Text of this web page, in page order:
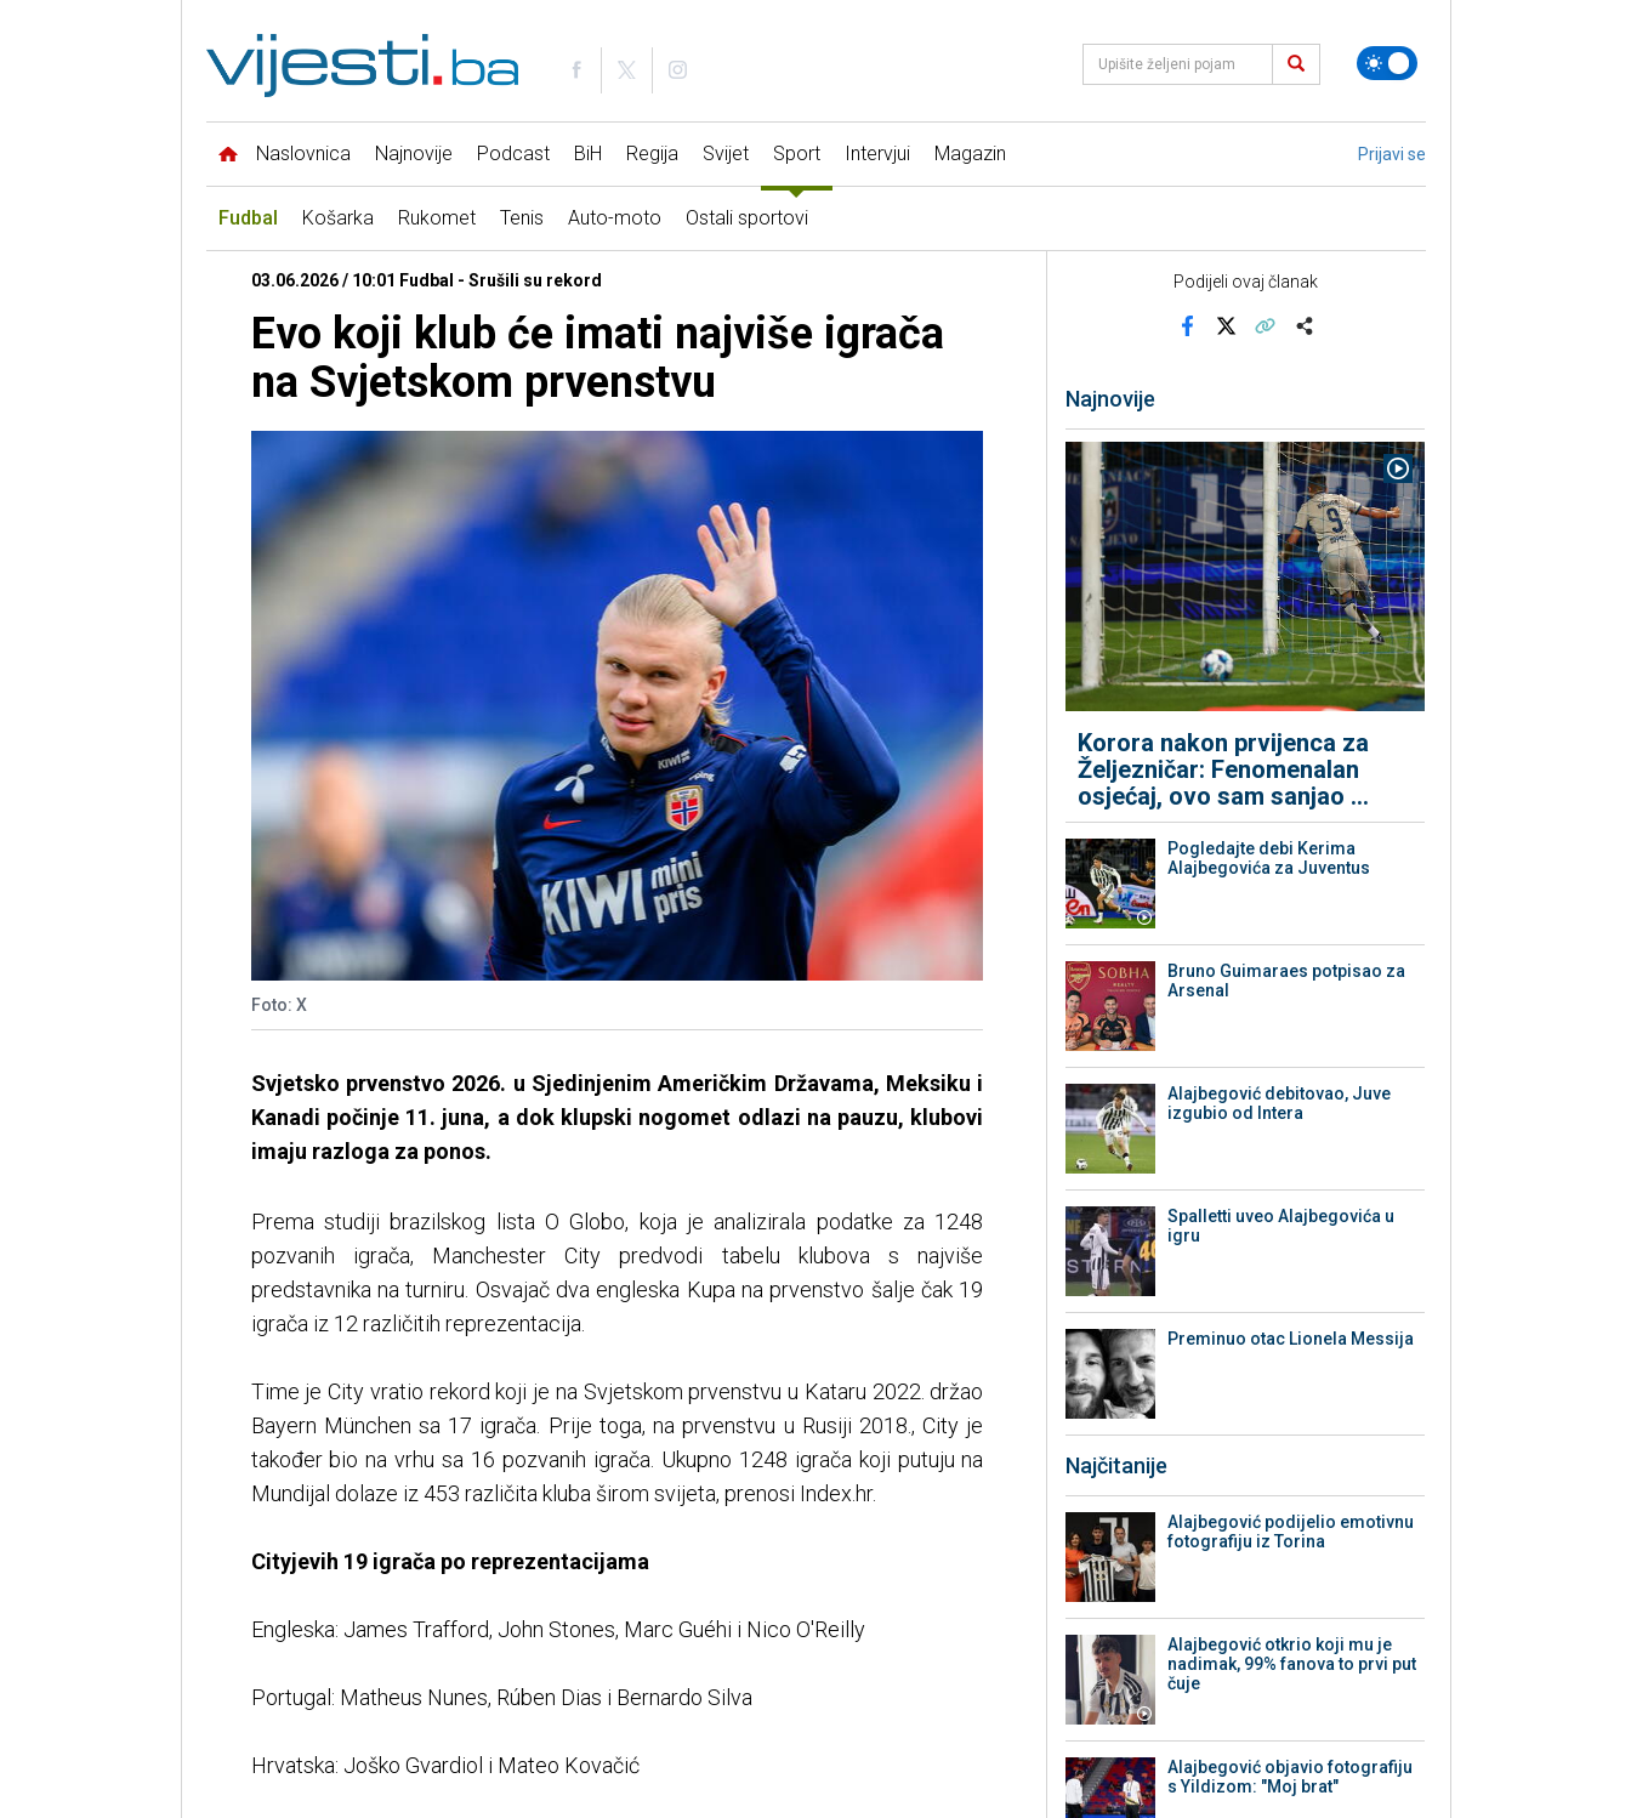
Naslovnica Najnovije Podcast BiH Regija Svijet Sport Intervjui Magazin Prijavi se
Fudbal Košarka Rukomet Tenis Auto-moto Ostali sportovi
03.06.2026 / 10:01 Fudbal - Srušili su rekord
Evo koji klub će imati najviše igrača
na Svjetskom prvenstvu
Foto: X
Svjetsko prvenstvo 2026. u Sjedinjenim Američkim Državama, Meksiku i
Kanadi počinje 11. juna, a dok klupski nogomet odlazi na pauzu, klubovi
imaju razloga za ponos.
Prema studiji brazilskog lista O Globo, koja je analizirala podatke za 1248
pozvanih igrača, Manchester City predvodi tabelu klubova s najviše
predstavnika na turniru. Osvajač dva engleska Kupa na prvenstvo šalje čak 19
igrača iz 12 različitih reprezentacija.
Time je City vratio rekord koji je na Svjetskom prvenstvu u Kataru 2022. držao
Bayern München sa 17 igrača. Prije toga, na prvenstvu u Rusiji 2018., City je
također bio na vrhu sa 16 pozvanih igrača. Ukupno 1248 igrača koji putuju na
Mundijal dolaze iz 453 različita kluba širom svijeta, prenosi Index.hr.
Cityjevih 19 igrača po reprezentacijama
Engleska: James Trafford, John Stones, Marc Guéhi i Nico O'Reilly
Portugal: Matheus Nunes, Rúben Dias i Bernardo Silva
Hrvatska: Joško Gvardiol i Mateo Kovačić
Podijeli ovaj članak
Najnovije
Korora nakon prvijenca za
Željezničar: Fenomenalan
osjećaj, ovo sam sanjao ...
Pogledajte debi Kerima
Alajbegovića za Juventus
Bruno Guimaraes potpisao za
Arsenal
Alajbegović debitovao, Juve
izgubio od Intera
Spalletti uveo Alajbegovića u
igru
Preminuo otac Lionela Messija
Najčitanije
Alajbegović podijelio emotivnu
fotografiju iz Torina
Alajbegović otkrio koji mu je
nadimak, 99% fanova to prvi put
čuje
Alajbegović objavio fotografiju
s Yildizom: "Moj brat"